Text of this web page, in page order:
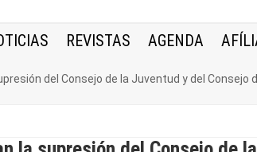
REVISTAS AGENDA
del Consejo de la Juventud y del Consejo